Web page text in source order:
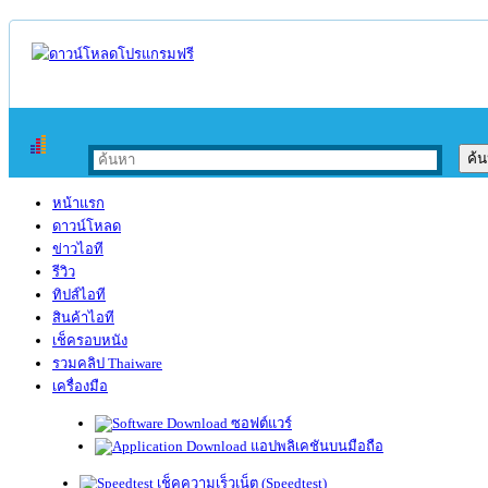
หน้าแรก
ดาวน์โหลด
ข่าวไอที
รีวิว
ทิปส์ไอที
สินค้าไอที
เช็ครอบหนัง
รวมคลิป Thaiware
เครื่องมือ
ซอฟต์แวร์
แอปพลิเคชันบนมือถือ
เช็คความเร็วเน็ต (Speedtest)